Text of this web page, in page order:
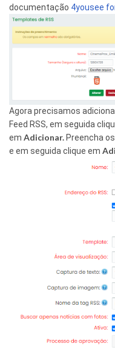
documentação 4yousee
Agora precisamos
Feed RSS, em seguida
em Adicionar. Preencha
e em seguida clique em